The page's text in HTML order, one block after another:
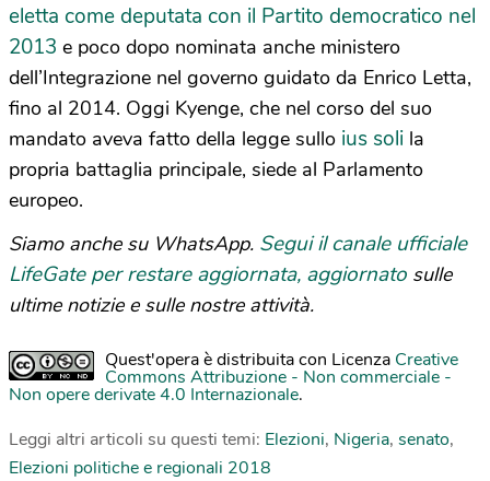
eletta come deputata con il Partito democratico nel
2013 e poco dopo nominata anche ministero
dell’Integrazione nel governo guidato da Enrico Letta,
fino al 2014. Oggi Kyenge, che nel corso del suo
mandato aveva fatto della legge sullo ius soli la
propria battaglia principale, siede al Parlamento
europeo.
Siamo anche su WhatsApp. Segui il canale ufficiale
LifeGate per restare aggiornata, aggiornato sulle
ultime notizie e sulle nostre attività.
Quest'opera è distribuita con Licenza Creative
Commons Attribuzione - Non commerciale -
Non opere derivate 4.0 Internazionale.
Leggi altri articoli su questi temi: Elezioni, Nigeria, senato,
Elezioni politiche e regionali 2018